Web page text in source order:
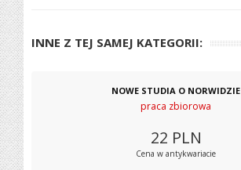
INNE Z TEJ SAMEJ KATEGORII:
NOWE STUDIA O NORWIDZIE
praca zbiorowa
22 PLN
Cena w antykwariacie